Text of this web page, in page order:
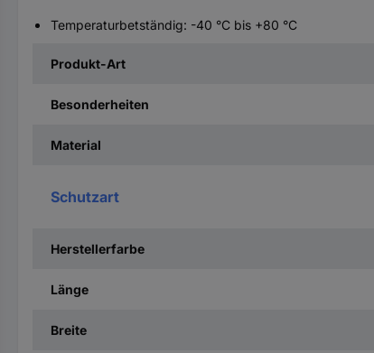
Temperaturbetständig: -40 °C bis +80 °C
Produkt-Art
Besonderheiten
Material
Schutzart
Herstellerfarbe
Länge
Breite